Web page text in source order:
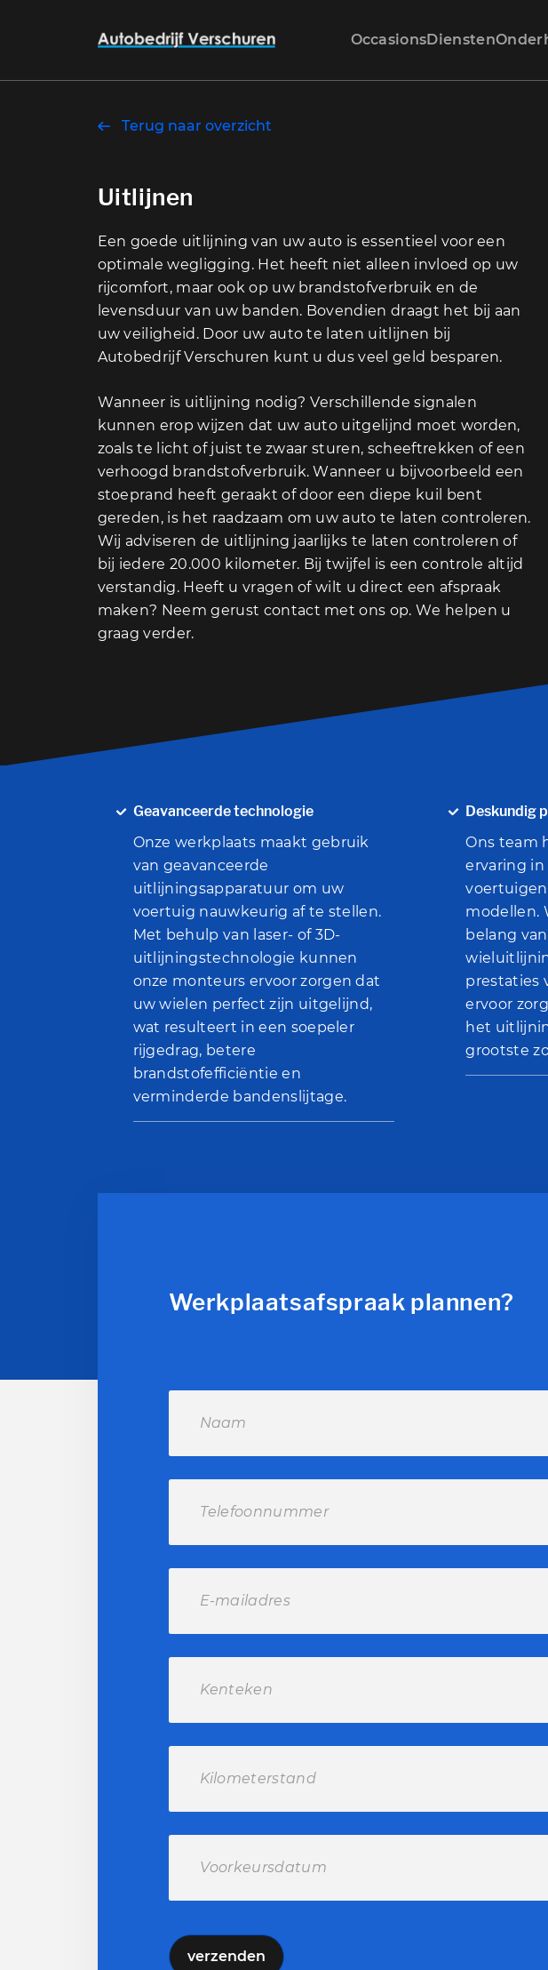
OccasionsDiensten
Terug naar overzicht
Uitlijnen
Een goede uitlijning van uw auto is essentieel voor een
optimale wegligging. Het heeft niet alleen invloed op uw
rijcomfort, maar ook op uw brandstofverbruik en de
levensduur van uw banden. Bovendien draagt het bij aan
uw veiligheid. Door uw auto te laten uitlijnen bij
Autobedrijf Verschuren kunt u dus veel geld besparen.
Wanneer is uitlijning nodig? Verschillende signalen
kunnen erop wijzen dat uw auto uitgelijnd moet worden,
zoals te licht of juist te zwaar sturen, scheeftrekken of een
verhoogd brandstofverbruik. Wanneer u bijvoorbeeld een
stoeprand heeft geraakt of door een diepe kuil bent
gereden, is het raadzaam om uw auto te laten controleren.
Wij adviseren de uitlijning jaarlijks te laten controleren of
bij iedere 20.000 kilometer. Bij twijfel is een controle altijd
verstandig. Heeft u vragen of wilt u direct een afspraak
maken? Neem gerust contact met ons op. We helpen u
graag verder.
Geavanceerde technologie
Onze werkplaats maakt gebruik
van geavanceerde
uitlijningsapparatuur om uw
voertuig nauwkeurig af te stellen.
Met behulp van laser- of 3D-
uitlijningstechnologie kunnen
onze monteurs ervoor zorgen dat
uw wielen perfect zijn uitgelijnd,
wat resulteert in een soepeler
rijgedrag, betere
brandstofefficiëntie en
verminderde bandenslijtage.
Deskundig
Ons team
ervaring
modellen.
belang
prestaties
ervoor
het
grootste
Werkplaatsafspraak plannen?
verzenden